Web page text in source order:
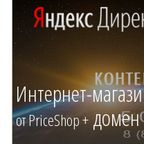
Интернет-
от PriceShop +домен